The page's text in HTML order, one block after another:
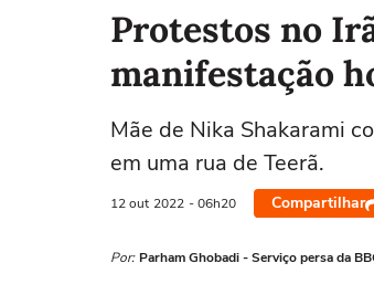
Protestos no
manifestação
Mãe de Nika Shakarami
em uma rua de Teerã.
12 out 2022 - 06h20 Compartilhar
Por: Parham Ghobadi - Serviço persa da